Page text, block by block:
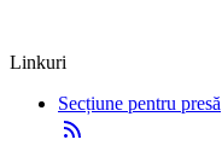
Linkuri
Secțiune pentru presă